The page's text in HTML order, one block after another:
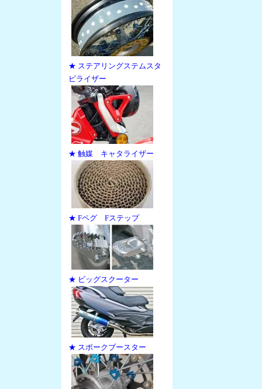
★ ステアリングステムスタ
ビライザー
★ 触媒 キャタライザー
★ Fペグ Fステップ
★ ビッグスクーター
★ スポークブースター